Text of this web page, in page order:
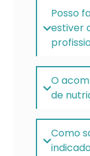
Posso
estiver
O
de
Como